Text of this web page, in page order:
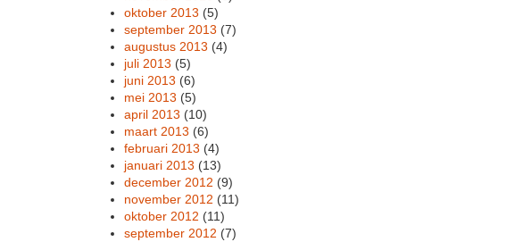
oktober 2013 (5)
september 2013 (7)
augustus 2013 (4)
juli 2013 (5)
juni 2013 (6)
mei 2013 (5)
april 2013 (10)
maart 2013 (6)
februari 2013 (4)
januari 2013 (13)
december 2012 (9)
november 2012 (11)
oktober 2012 (11)
september 2012 (7)